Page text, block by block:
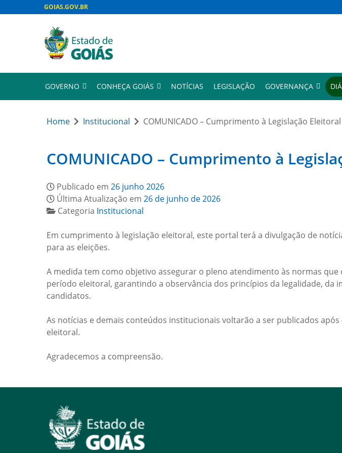
GOIAS.GOV.BR
GOVERNO CONHEÇA GOIÁS NOTÍCIAS LEGISLAÇÃO GOVERNANÇA
Home Institucional COMUNICADO – Cumprimento à Legislação Eleitoral
COMUNICADO – Cumprimento à
Publicado em 26 junho 2026
Última Atualização em 26 de junho de 2026
Categoria Institucional
Em cumprimento à legislação eleitoral, este portal terá a divulgação de
para as eleições.
A medida tem como objetivo assegurar o pleno atendimento às normas
período eleitoral, garantindo a observância dos princípios da legalidade,
candidatos.
As notícias e demais conteúdos institucionais voltarão a ser publicados
eleitoral.
Agradecemos a compreensão.